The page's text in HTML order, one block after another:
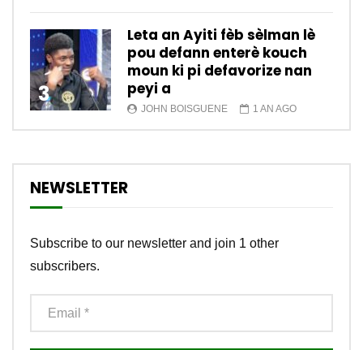
3
Leta an Ayiti fèb sèlman lè
pou defann enterè kouch
moun ki pi defavorize nan
peyi a
JOHN BOISGUENE 1 AN AGO
NEWSLETTER
Subscribe to our newsletter and join 1 other
subscribers.